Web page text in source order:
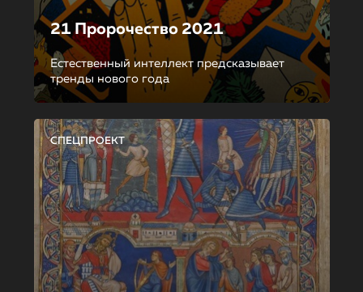
21 Пророчество 2021
Естественный интеллект предсказывает
тренды нового года
СПЕЦПРОЕКТ